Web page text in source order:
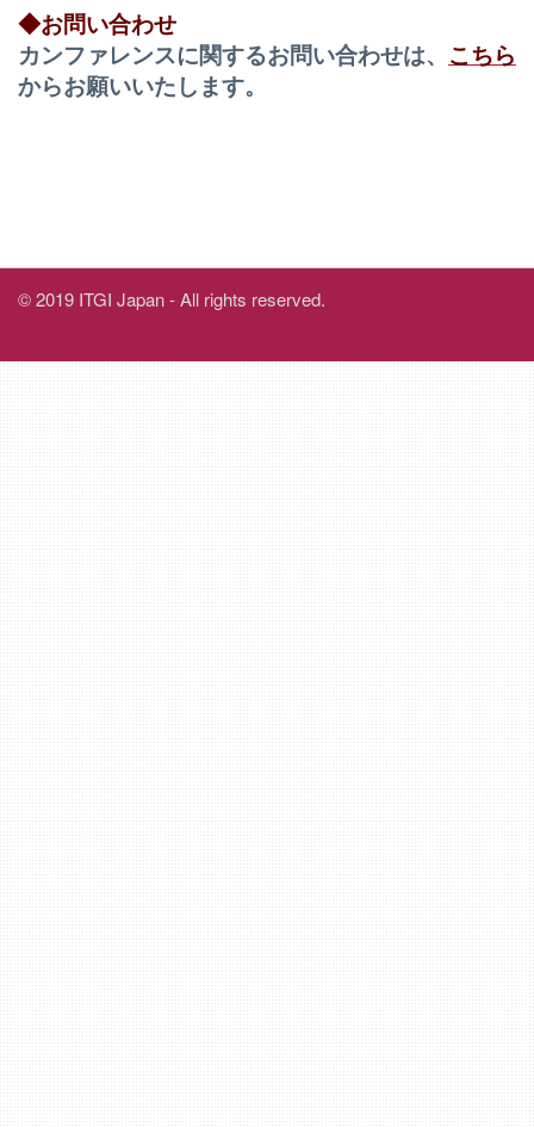
◆お問い合わせ
カンファレンスに関するお問い合わせは、 こちら
からお願いいたします。
© 2019 ITGI Japan - All rights reserved.